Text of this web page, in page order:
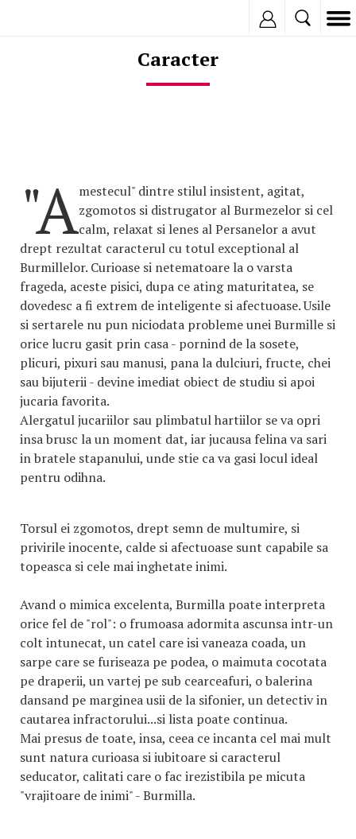
Caracter
"Amestecul" dintre stilul insistent, agitat,
zgomotos si distrugator al Burmezelor si cel
calm, relaxat si lenes al Persanelor a avut
drept rezultat caracterul cu totul exceptional al
Burmillelor. Curioase si netematoare la o varsta
frageda, aceste pisici, dupa ce ating maturitatea, se
dovedesc a fi extrem de inteligente si afectuoase. Usile
si sertarele nu pun niciodata probleme unei Burmille si
orice lucru gasit prin casa - pornind de la sosete,
plicuri, pixuri sau manusi, pana la dulciuri, fructe, chei
sau bijuterii - devine imediat obiect de studiu si apoi
jucaria favorita.
Alergatul jucariilor sau plimbatul hartiilor se va opri
insa brusc la un moment dat, iar jucausa felina va sari
in bratele stapanului, unde stie ca va gasi locul ideal
pentru odihna.
Torsul ei zgomotos, drept semn de multumire, si
privirile inocente, calde si afectuoase sunt capabile sa
topeasca si cele mai inghetate inimi.
Avand o mimica excelenta, Burmilla poate interpreta
orice fel de "rol": o frumoasa adormita ascunsa intr-un
colt intunecat, un catel care isi vaneaza coada, un
sarpe care se furiseaza pe podea, o maimuta cocotata
pe draperii, un vartej pe sub cearceafuri, o balerina
dansand pe marginea usii de la sifonier, un detectiv in
cautarea infractorului...si lista poate continua.
Mai presus de toate, insa, ceea ce incanta cel mai mult
sunt natura curioasa si iubitoare si caracterul
seducator, calitati care o fac irezistibila pe micuta
"vrajitoare de inimi" - Burmilla.